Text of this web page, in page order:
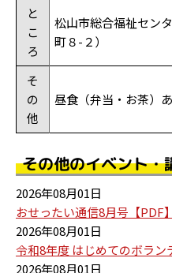
と
こ
ろ
松山市総合福祉セン
町８-２）
そ
の
他
昼食（弁当・お茶）
その他のイベント
2026年08月01日
おせったい通信8月号【PDF】
2026年08月01日
令和8年度 はじめてのボラン
2026年08月01日